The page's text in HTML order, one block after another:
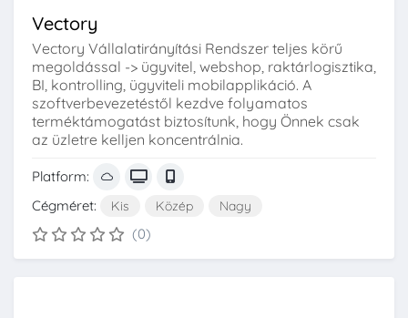
Vectory
Vectory Vállalatirányítási Rendszer teljes körű
megoldással -> ügyvitel, webshop, raktárlogisztika,
BI, kontrolling, ügyviteli mobilapplikáció. A
szoftverbevezetéstől kezdve folyamatos
terméktámogatást biztosítunk, hogy Önnek csak
az üzletre kelljen koncentrálnia.
Platform:
Cégméret:
Kis Közép Nagy
(0)